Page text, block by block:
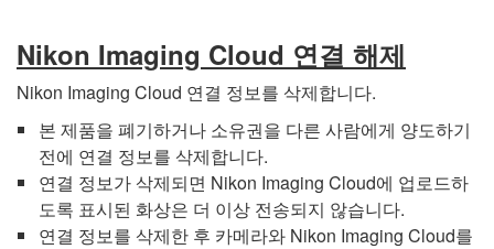
Nikon Imaging Cloud 연결 해제
Nikon Imaging Cloud 연결 정보를 삭제합니다.
본 제품을 폐기하거나 소유권을 다른 사람에게 양도하기
전에 연결 정보를 삭제합니다.
연결 정보가 삭제되면 Nikon Imaging Cloud에 업로드하
도록 표시된 화상은 더 이상 전송되지 않습니다.
연결 정보를 삭제한 후 카메라와 Nikon Imaging Cloud를